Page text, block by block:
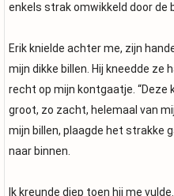
enkels strak omwikkeld door de
Erik knielde achter me, zijn
mijn dikke billen. Hij kneedde ze
recht op mijn kontgaatje. “Deze
groot, zo zacht, helemaal van
mijn billen, plaagde het strakke
naar binnen.
Ik kreunde diep toen hij me